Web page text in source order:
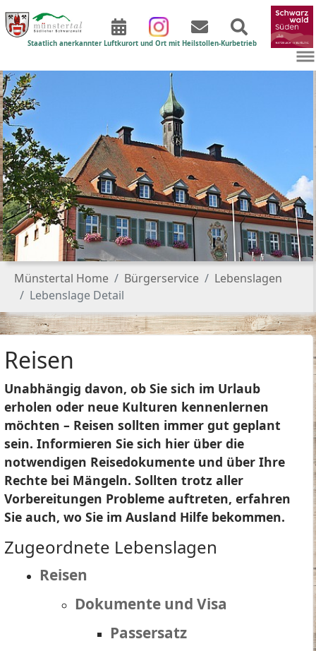
Staatlich anerkannter Luftkurort und Ort mit Heilstollen-Kurbetrieb
Sie sind hier:
Münstertal Home Bürgerservice
Lebenslagen
Lebenslage Detail
Reisen
Unabhängig davon, ob Sie sich im Urlaub
erholen oder neue Kulturen kennenlernen
möchten – Reisen sollten immer gut geplant
sein. Informieren Sie sich hier über die
notwendigen Reisedokumente und über Ihre
Rechte bei Mängeln. Sollten trotz aller
Vorbereitungen Probleme auftreten, erfahren
Sie auch, wo Sie im Ausland Hilfe bekommen.
Zugeordnete Lebenslagen
Reisen
Dokumente und Visa
Passersatz